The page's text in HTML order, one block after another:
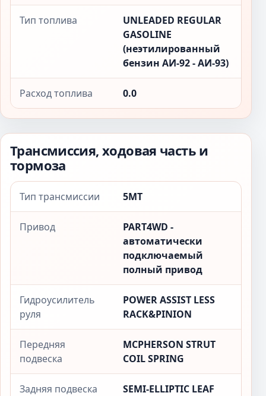
Тип топлива
UNLEADED REGULAR
GASOLINE
(неэтилированный
бензин АИ-92 - АИ-93)
Расход топлива 0.0
Трансмиссия, ходовая часть и
тормоза
Тип трансмиссии 5MT
Привод
PART4WD -
автоматически
подключаемый
полный привод
Гидроусилитель
руля
POWER ASSIST LESS
RACK&PINION
Передняя
подвеска
MCPHERSON STRUT
COIL SPRING
Задняя подвеска
SEMI-ELLIPTIC LEAF